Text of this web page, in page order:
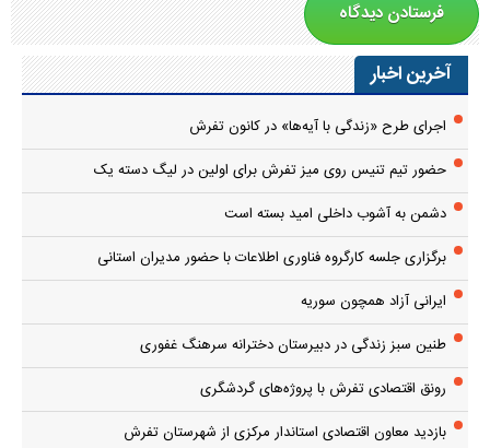
آخرین اخبار
اجرای طرح «زندگی با آیه‌ها» در کانون تفرش
حضور تیم تنیس روی میز تفرش برای اولین در لیگ دسته یک
دشمن به آشوب داخلی امید بسته است
برگزاری جلسه کارگروه فناوری اطلاعات با حضور مدیران استانی
ایرانی آزاد همچون سوریه
طنین سبز زندگی در دبیرستان دخترانه سرهنگ غفوری
رونق اقتصادی تفرش با پروژه‌های گردشگری
بازدید معاون اقتصادی استاندار مرکزی از شهرستان تفرش